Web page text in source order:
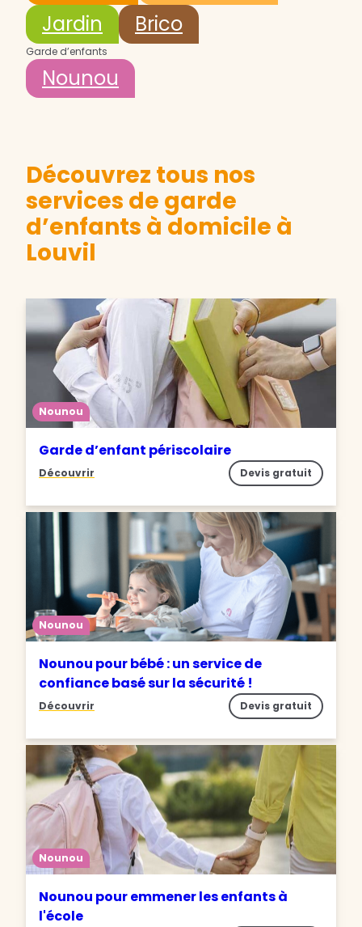
Jardin
Brico
Garde d’enfants
Nounou
Découvrez tous nos
services de garde
d’enfants à domicile à
Louvil
Nounou
Garde d’enfant périscolaire
Découvrir Devis gratuit
Nounou
Nounou pour bébé : un service de
confiance basé sur la sécurité !
Découvrir Devis gratuit
Nounou
Nounou pour emmener les enfants à
l'école